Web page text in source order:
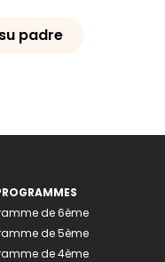
padre
de 6ème
de 5ème
de 4ème